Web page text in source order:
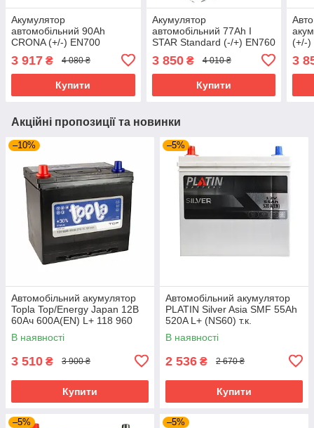
Акумулятор
автомобільний 90Ah
CRONA (+/-) EN700
3 917 ₴ 4 080 ₴
Купити
Акумулятор
автомобільний 77Ah I
STAR Standard (-/+) EN760
3 850₴ 4 010 ₴
Купити
(+/-)
3
Акційні пропозиції та новинки
–10%
Автомобільний акумулятор
Topla Top/Energy Japan 12В
60Ач 600А(EN) L+ 118 960
В наявності
3 510 ₴ 3 900 ₴
Купити
–5%
Автомобільний акумулятор
PLATIN Silver Asia SMF 55Ah
520A L+ (NS60) т.к.
В наявності
2 536 ₴ 2 670 ₴
Купити
–5% –5%